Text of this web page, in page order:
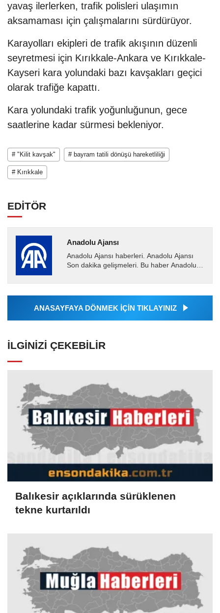
yavaş ilerlerken, trafik polisleri ulaşımın
aksamaması için çalışmalarını sürdürüyor.
Karayolları ekipleri de trafik akışının düzenli
seyretmesi için Kırıkkale-Ankara ve Kırıkkale-
Kayseri kara yolundaki bazı kavşakları geçici
olarak trafiğe kapattı.
Kara yolundaki trafik yoğunluğunun, gece
saatlerine kadar sürmesi bekleniyor.
# "Kilit kavşak" # bayram tatili dönüşü hareketliliği
# Kırıkkale
EDİTÖR
Anadolu Ajansı
Anadolu Ajansı haberleri. Anadolu Ajansı
Son dakika gelişmeleri. Bu haber Anadolu
Ajansı tarafından...
ANASAYFAYA DÖNMEK İÇİN TIKLAYINIZ
İLGINIZI ÇEKEBILIR
Balıkesir açıklarında sürüklenen
tekne kurtarıldı